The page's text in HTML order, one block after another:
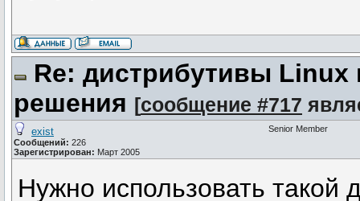
Re: дистрибутивы Linux
решения [сообщение #717
exist
Сообщений: 226
Зарегистрирован: Март 2005
Senior Member
Нужно использовать такой